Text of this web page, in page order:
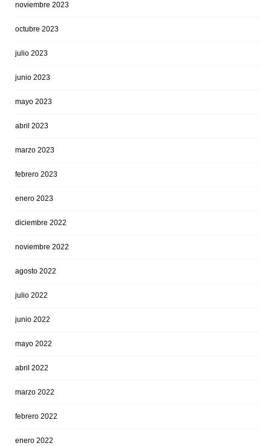
noviembre 2023
octubre 2023
julio 2023
junio 2023
mayo 2023
abril 2023
marzo 2023
febrero 2023
enero 2023
diciembre 2022
noviembre 2022
agosto 2022
julio 2022
junio 2022
mayo 2022
abril 2022
marzo 2022
febrero 2022
enero 2022